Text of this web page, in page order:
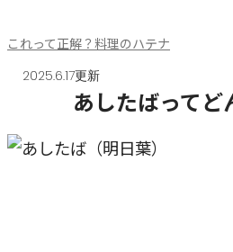
これって正解？料理のハテナ
2025.6.17更新
あしたばってど